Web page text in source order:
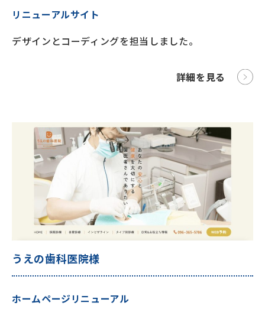
リニューアルサイト
デザインとコーディングを担当しました。
詳細を見る
うえの歯科医院様
ホームページリニューアル